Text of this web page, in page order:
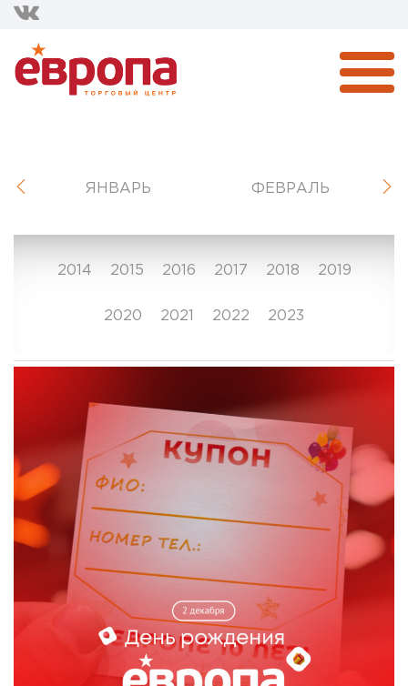
ЯНВАРЬ ФЕВРАЛЬ
2014 2015 2016 2017 2018 2019
2020 2021 2022 2023